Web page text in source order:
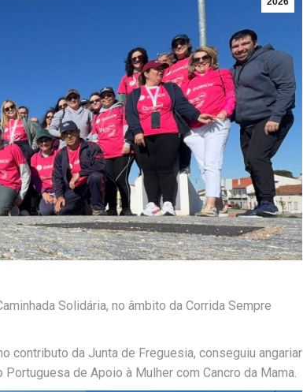
Solidária, no âmbito da Corrida Sempre
contributo da Junta de Freguesia, conseguiu angariar
de Apoio à Mulher com Cancro da Mama.